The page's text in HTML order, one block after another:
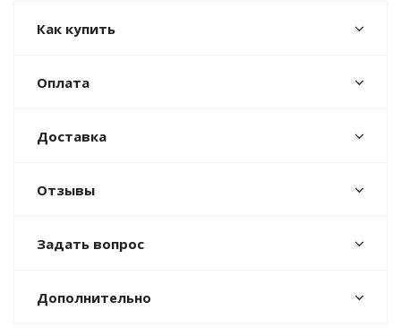
Как купить
Оплата
Доставка
Отзывы
Задать вопрос
Дополнительно